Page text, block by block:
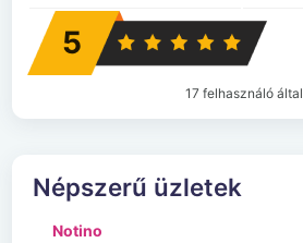
5
17 felhasználó által
Népszerű üzletek
Notino